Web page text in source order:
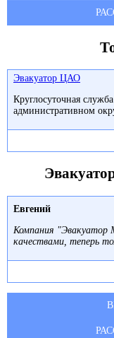
Эвакуатор ЦАО
Круглосуточная
административном
Евгений
Компания "Эвакуатор
качествами, теперь